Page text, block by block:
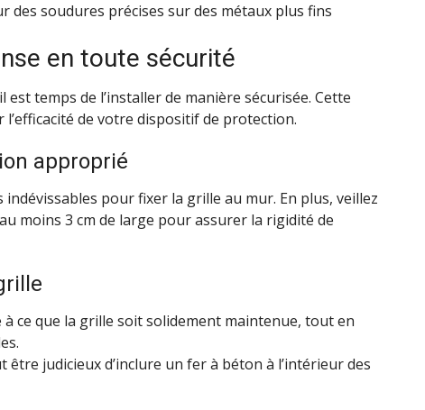
des soudures précises sur des métaux plus fins
en toute sécurité
temps de l’installer de manière sécurisée. Cette
de votre dispositif de protection.
approprié
indévissables pour fixer la grille au mur. En plus, veillez
moins 3 cm de large pour assurer la rigidité de
à ce que la grille soit solidement maintenue, tout en
judicieux d’inclure un fer à béton à l’intérieur des